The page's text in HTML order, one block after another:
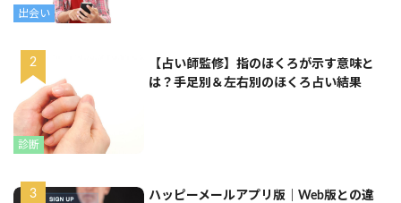
出会い
診断
【占い師監修】指のほくろが示す意味と
は？手足別＆左右別のほくろ占い結果
ハッピーメールアプリ版｜Web版との違